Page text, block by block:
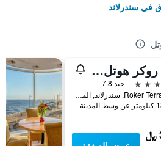
في سندرلاند
ذا روكر هوتل، بي دبليو بريمير كوليكشن
جيد 7.8
Roker Terrace, سندرلاند, المملكة المتحدة